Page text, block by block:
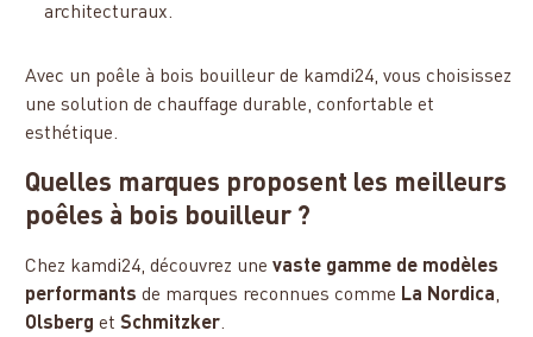
architecturaux.
Avec un poêle à bois bouilleur de kamdi24, vous choisissez
une solution de chauffage durable, confortable et
esthétique.
Quelles marques proposent les meilleurs
poêles à bois bouilleur ?
Chez kamdi24, découvrez unevaste gamme de modèles
performants de marques reconnues comme La Nordica,
Olsberg etSchmitzker.